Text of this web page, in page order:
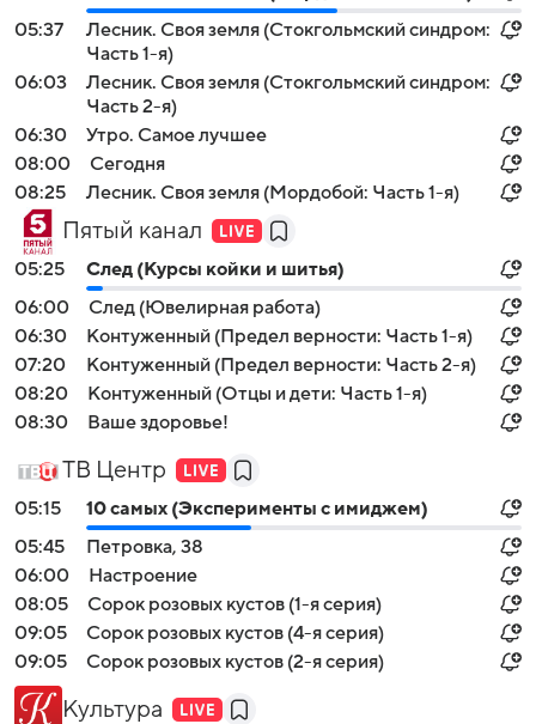
05:37
Лесник. Своя земля (Стокгольмский синдром:
Часть 1-я)
06:03
Лесник. Своя земля (Стокгольмский синдром:
Часть 2-я)
06:30
Утро. Самое лучшее
08:00
Сегодня
08:25
Лесник. Своя земля (Мордобой: Часть 1-я)
Пятый канал
05:25
След (Курсы койки и шитья)
06:00
След (Ювелирная работа)
06:30
Контуженный (Предел верности: Часть 1-я)
07:20
Контуженный (Предел верности: Часть 2-я)
08:20
Контуженный (Отцы и дети: Часть 1-я)
08:30
Ваше здоровье!
ТВ Центр
05:15
10 самых (Эксперименты с имиджем)
05:45
Петровка, 38
06:00
Настроение
08:05
Сорок розовых кустов (1-я серия)
09:05
Сорок розовых кустов (4-я серия)
09:05
Сорок розовых кустов (2-я серия)
Культура